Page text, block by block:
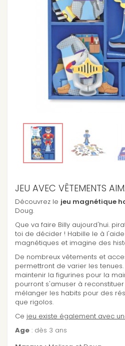
JEU AVEC VÊTEMENTS
Découvrez le jeu magnétique
Doug.
Que va faire Billy aujourd'hui.
toi de décider ! Habille le à
magnétiques et imagine des
De nombreux vêtements et
permettront de varier les
maintenir la figurines pour la
pourront s'amuser à
mélanger les habits pour des
que rigolos.
Ce jeu existe également avec
Age : dès 3 ans